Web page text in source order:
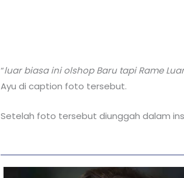
“luar biasa ini olshop Baru tapi Rame
Ayu di caption foto tersebut.
Setelah foto tersebut diunggah dalam